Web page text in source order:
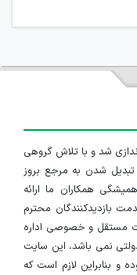
استخدام در تاریخ ۱۳۹۱/۱/۱۰ راه اندازی شد و با تلاش گروهی
شدن به مرجع بروز
همکاران ما ارائه
بازدیدکنندگان محترم
مستقل و خصوصی اداره
نمی باشد، این سایت
و بنابراین لازم است که